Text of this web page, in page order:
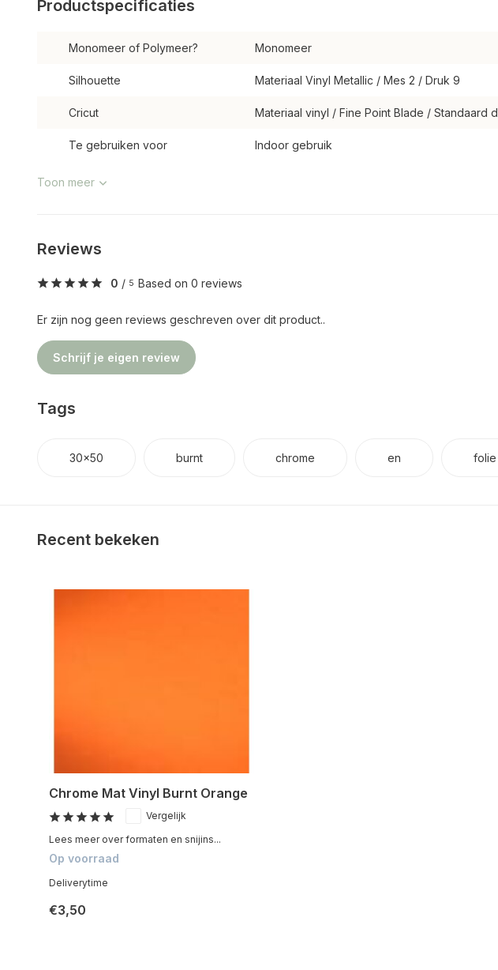
Productspecificaties
Monomeer of Polymeer? Monomeer
Silhouette Materiaal Vinyl Metallic / Mes 2 / Druk 9
Cricut Materiaal vinyl / Fine Point Blade / Standaard
Te gebruiken voor Indoor gebruik
Toon meer
Reviews
0 / 5 Based on 0 reviews
Er zijn nog geen reviews geschreven over dit product..
Schrijf je eigen review
Tags
30x50 burnt chrome en folie
Recent bekeken
Chrome Mat Vinyl Burnt Orange
Vergelijk
Lees meer over formaten en snijins...
Op voorraad
Deliverytime
€3,50